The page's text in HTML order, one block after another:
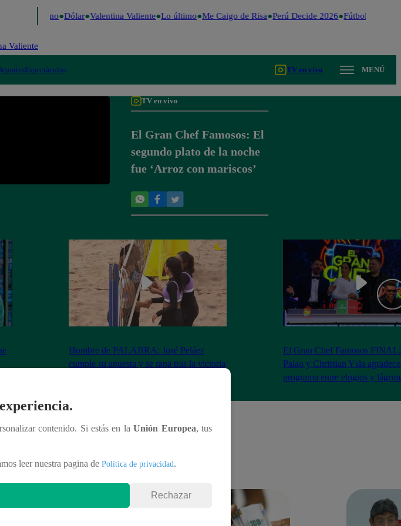
Fútbol peruano Dólar Valentina Valiente Lo último Me Caigo de Risa Perú Decide 2026 Fútbol peruano
Valiente
Espectáculos TV en vivo MENÚ
TV en vivo
El Gran Chef Famosos: El
segundo plato de la noche
fue ‘Arroz con mariscos’
Hombre de PALABRA: José Peláez
cumple su apuesta y se rapa tras la victoria
El Gran Chef Famosos
Palao y Christian Ysla
programa entre elogios y
contenido. Si estás en laUnión Europea, tus
leer nuestra pagina de Política de privacidad.
Rechazar